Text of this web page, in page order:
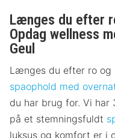
Længes du efter
Opdag wellness
Geul
Længes du efter ro og
spaophold med
du har brug for. Vi har
på et stemningsfuldt
luksus og komfort er i